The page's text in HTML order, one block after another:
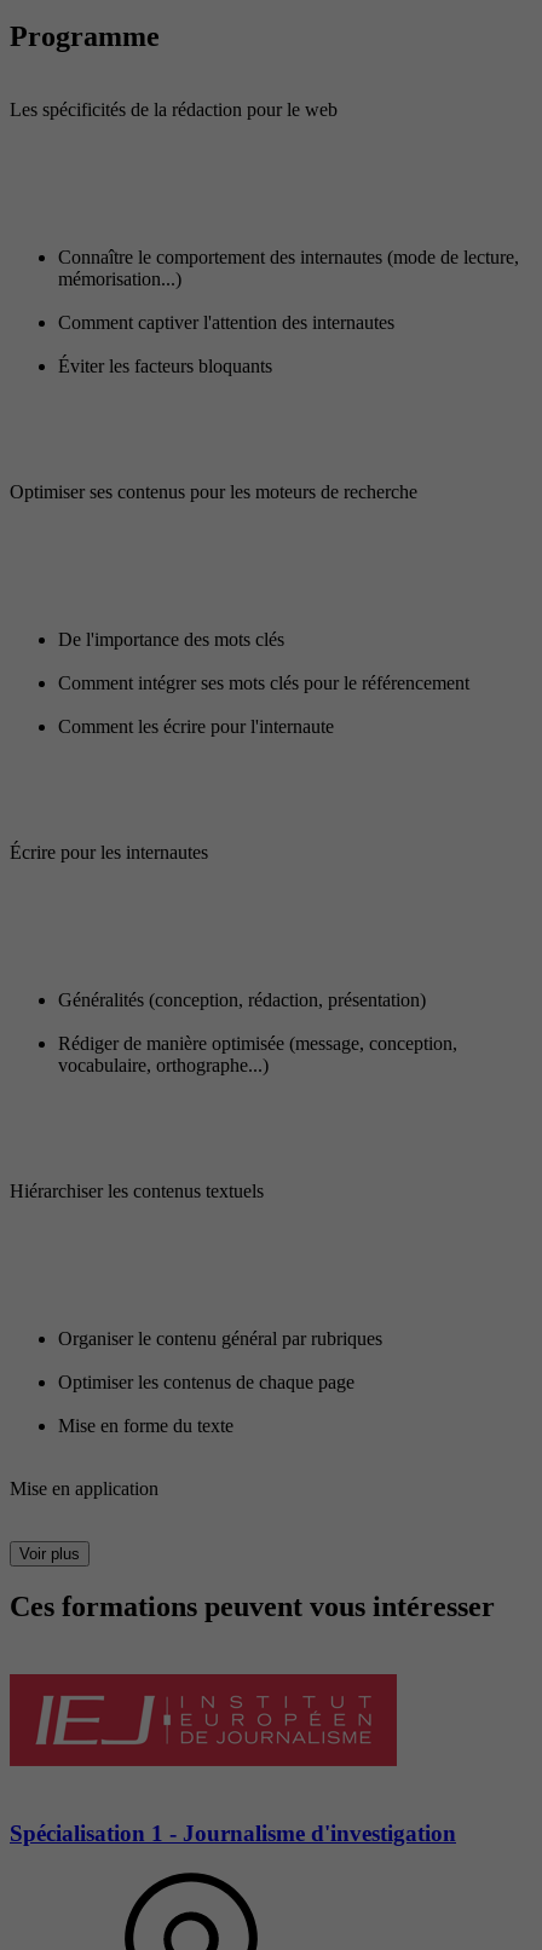
Programme
Les spécificités de la rédaction pour le web
Connaître le comportement des internautes (mode de lecture,
mémorisation...)
Comment captiver l'attention des internautes
Éviter les facteurs bloquants
Optimiser ses contenus pour les moteurs de recherche
De l'importance des mots clés
Comment intégrer ses mots clés pour le référencement
Comment les écrire pour l'internaute
Écrire pour les internautes
Généralités (conception, rédaction, présentation)
Rédiger de manière optimisée (message, conception,
vocabulaire, orthographe...)
Hiérarchiser les contenus textuels
Organiser le contenu général par rubriques
Optimiser les contenus de chaque page
Mise en forme du texte
Mise en application
Voir plus
Ces formations peuvent vous intéresser
Spécialisation 1 - Journalisme d'investigation